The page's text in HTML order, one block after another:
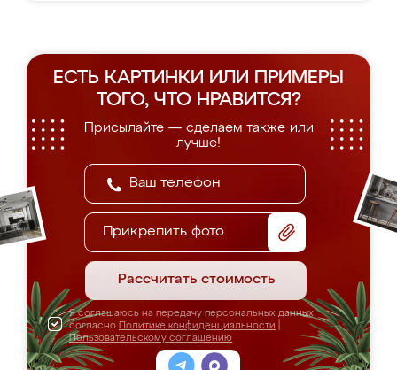
ЕСТЬ КАРТИНКИ ИЛИ ПРИМЕРЫ
ТОГО, ЧТО НРАВИТСЯ?
Присылайте — сделаем также или
лучше!
Прикрепить фото
Рассчитать стоимость
Я соглашаюсь на передачу персональных данных
согласно Политике конфиденциальности
Пользовательскому соглашению